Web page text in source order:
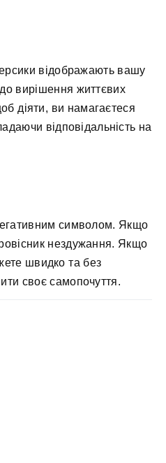
відображають вашу
вирішення життєвих
діяти, ви намагаєтеся
відповідальність на
символом. Якщо
нездужання. Якщо
швидко та без
своє самопочуття.